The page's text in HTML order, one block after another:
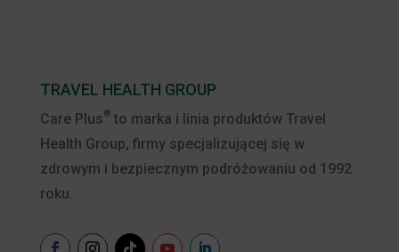
TRAVEL HEALTH GROUP
Care Plus®to marka i linia produktów Travel
Health Group, firmy specjalizującej się w
zdrowym i bezpiecznym podróżowaniu od 1992
roku.